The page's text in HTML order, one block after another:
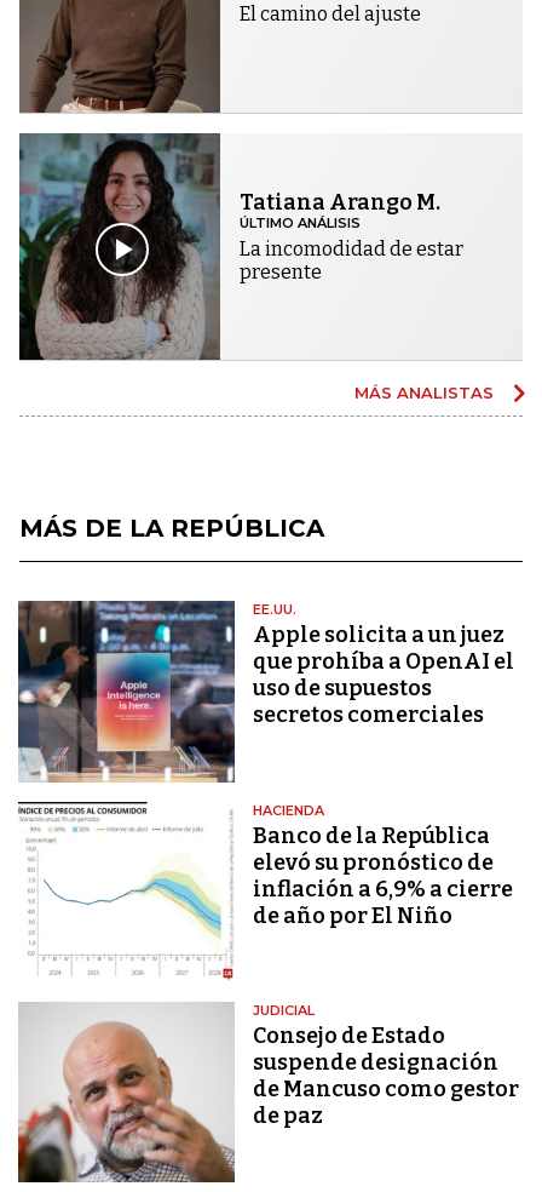
El camino del ajuste
Tatiana Arango M.
ÚLTIMO ANÁLISIS
La incomodidad de estar
presente
MÁS ANALISTAS
MÁS DE LA REPÚBLICA
EE.UU.
Apple solicita a un juez
que prohíba a OpenAI el
uso de supuestos
secretos comerciales
HACIENDA
Banco de la República
elevó su pronóstico de
inflación a 6,9% a cierre
de año por El Niño
JUDICIAL
Consejo de Estado
suspende designación
de Mancuso como gestor
de paz